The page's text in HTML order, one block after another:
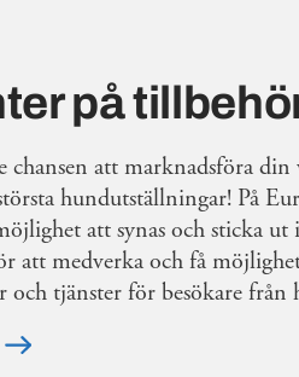
på
chansen att marknadsföra din
hundutställningar! På
att synas och sticka
att medverka och få
och tjänster för besökare från